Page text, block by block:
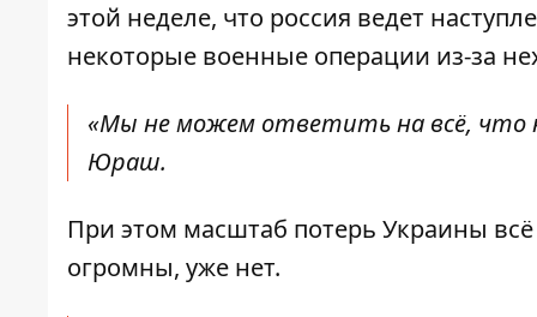
этой неделе, что россия ведет
некоторые военные операции из-за
«Мы не можем ответить на всё, что
Юраш.
При этом масштаб потерь Украины
огромны, уже нет.